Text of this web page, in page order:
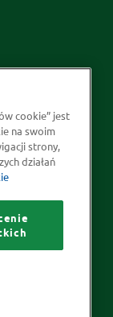
S.A.
Mapa Strony
cookie” jest
na swoim
strony,
działań